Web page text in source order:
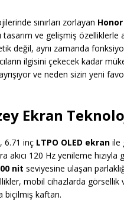
sınırları zorlayan
tasarım ve gelişmiş
değil, aynı zamanda
ilgisini çekecek kadar
ve neden sizin yeni
Ekran
6.71 inç LTPO OLED ekran ile
akıcı 120 Hz yenileme
nit seviyesine ulaşan
mobil cihazlarda görsellik
biçilmiş kaftan.